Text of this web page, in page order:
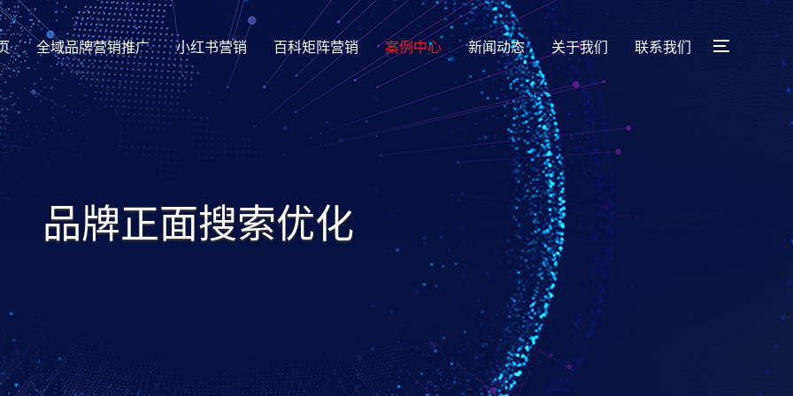
全域品牌营销推广 小红书营销 百科矩阵营销 案例中心 新闻动态 关于我们 联系我们
品牌正面搜索优化